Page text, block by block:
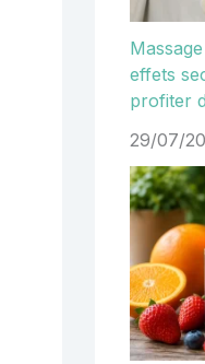
effets
profiter
29/07/